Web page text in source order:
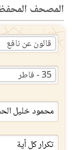
المصحف
قالون عن نافع
35 - فاطر